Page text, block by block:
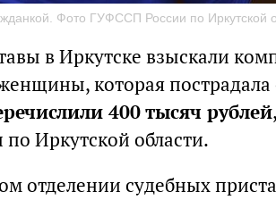
Фото ГУФССП России по Иркутской
в Иркутске взыскали
которая
400 тысяч рублей
Иркутской области.
отделении судебных